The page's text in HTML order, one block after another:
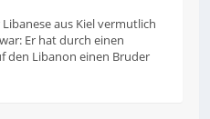
aus Kiel vermutlich
Er hat durch einen
den Libanon einen Bruder